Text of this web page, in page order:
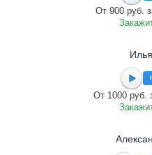
От 900 руб.
От 1000 руб.